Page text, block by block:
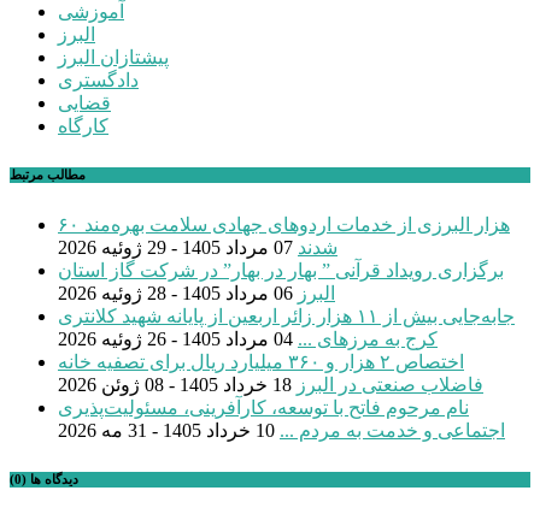
آموزشی
البرز
پیشتازان البرز
دادگستری
قضایی
کارگاه
مطالب مرتبط
۶۰ هزار البرزی از خدمات اردوهای جهادی سلامت بهره‌مند
شدند 07 مرداد 1405 - 29 ژوئیه 2026
برگزاری رویداد قرآنی ” بهار در بهار” در شرکت گاز استان
البرز 06 مرداد 1405 - 28 ژوئیه 2026
جابه‌جایی بیش از ۱۱ هزار زائر اربعین از پایانه شهید کلانتری
کرج به مرزهای ... 04 مرداد 1405 - 26 ژوئیه 2026
اختصاص ۲ هزار و ۳۶۰ میلیارد ریال برای تصفیه خانه
فاضلاب صنعتی در البرز 18 خرداد 1405 - 08 ژوئن 2026
نام مرحوم فاتح با توسعه، کارآفرینی، مسئولیت‌پذیری
اجتماعی و خدمت به مردم ... 10 خرداد 1405 - 31 مه 2026
دیدگاه ها (0)